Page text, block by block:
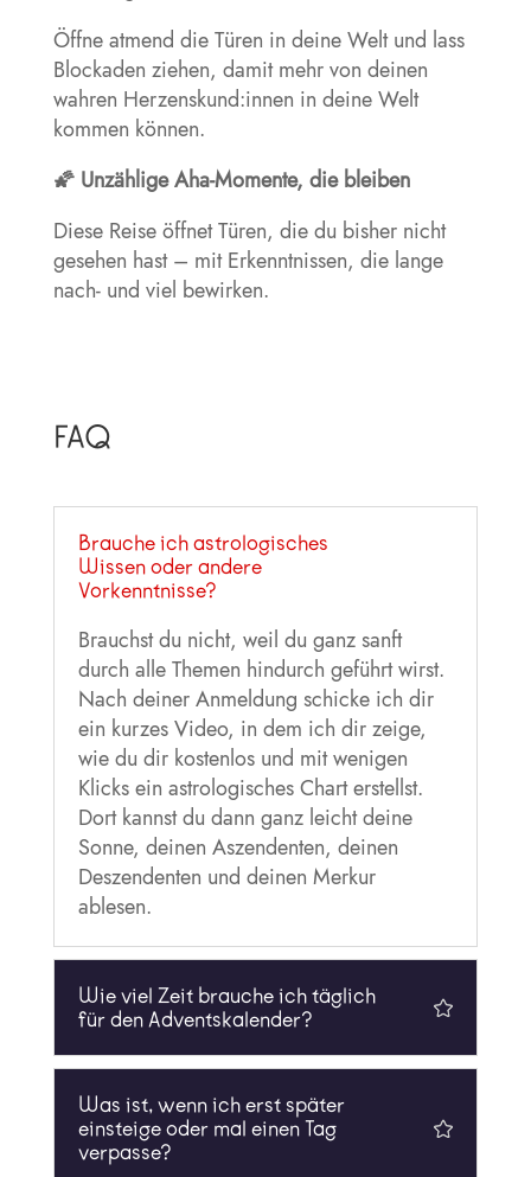
Öffne atmend die Türen in deine Welt und lass
Blockaden ziehen, damit mehr von deinen
wahren Herzenskund:innen in deine Welt
kommen können.
🌠 Unzählige Aha-Momente, die bleiben
Diese Reise öffnet Türen, die du bisher nicht
gesehen hast – mit Erkenntnissen, die lange
nach- und viel bewirken.
FAQ
Brauche ich astrologisches
Wissen oder andere
Vorkenntnisse?
Brauchst du nicht, weil du ganz sanft
durch alle Themen hindurch geführt wirst.
Nach deiner Anmeldung schicke ich dir
ein kurzes Video, in dem ich dir zeige,
wie du dir kostenlos und mit wenigen
Klicks ein astrologisches Chart erstellst.
Dort kannst du dann ganz leicht deine
Sonne, deinen Aszendenten, deinen
Deszendenten und deinen Merkur
ablesen.
Wie viel Zeit brauche ich täglich
für den Adventskalender?
Was ist, wenn ich erst später
einsteige oder mal einen Tag
verpasse?